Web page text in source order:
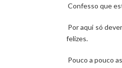
Confesso que
Por aqui só
felizes.
Pouco a pouco